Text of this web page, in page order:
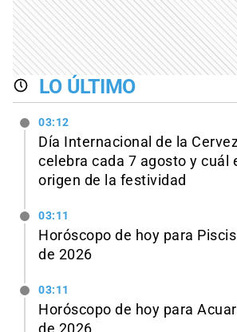
LO ÚLTIMO
03:12
Día Internacional de la
celebra cada 7 agosto y cuál
origen de la festividad
03:11
Horóscopo de hoy para
de 2026
03:11
Horóscopo de hoy para
de 2026